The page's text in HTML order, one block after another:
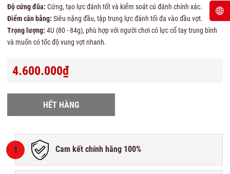
Độ cứng đũa: Cứng, tạo lực đánh tốt và kiểm soát cú đánh chính xác.
Điểm cân bằng: Siêu nặng đầu, tập trung lực đánh tối đa vào đầu vợt.
Trọng lượng: 4U (80 - 84g), phù hợp với người chơi có lực cổ tay trung bình
và muốn có tốc độ vung vợt nhanh.
4.600.000₫
HẾT HÀNG
1 Cam kết chính hãng 100%